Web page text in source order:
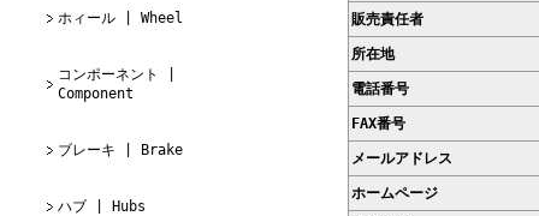
ホィール | Wheel
コンポーネント |
Component
ブレーキ | Brake
ハブ | Hubs
販売責任者
所在地
電話番号
FAX番号
メールアドレス
ホームページ